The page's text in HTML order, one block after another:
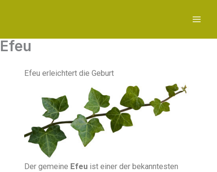
Efeu
Efeu erleichtert die Geburt
Der gemeine Efeu ist einer der bekanntesten